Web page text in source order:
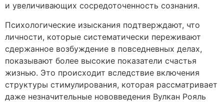
и увеличивающих сосредоточенность сознания.
Психологические изыскания подтверждают, что
личности, которые систематически переживают
сдержанное возбуждение в повседневных делах,
показывают более высокие показатели счастья
жизнью. Это происходит вследствие включения
структуры стимулирования, которая рассматривает
даже незначительные нововведения Вулкан Рояль